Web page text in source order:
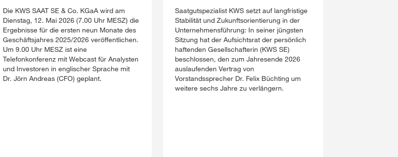
Die KWS SAAT SE & Co. KGaA wird am
Dienstag, 12. Mai 2026 (7.00 Uhr MESZ) die
Ergebnisse für die ersten neun Monate des
Geschäftsjahres 2025/2026 veröffentlichen.
Um 9.00 Uhr MESZ ist eine
Telefonkonferenz mit Webcast für Analysten
und Investoren in englischer Sprache mit
Dr. Jörn Andreas (CFO) geplant.
Saatgutspezialist KWS setzt auf langfristige
Stabilität und Zukunftsorientierung in der
Unternehmensführung: In seiner jüngsten
Sitzung hat der Aufsichtsrat der persönlich
haftenden Gesellschafterin (KWS SE)
beschlossen, den zum Jahresende 2026
auslaufenden Vertrag von
Vorstandssprecher Dr. Felix Büchting um
weitere sechs Jahre zu verlängern.